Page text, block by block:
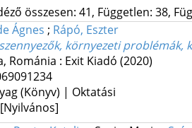
összesen: 41, Független: 38,
Ágnes ; Rápó, Eszter
környezeti problémák,
Románia : Exit Kiadó (2020)
(Könyv) | Oktatási
[Nyilvános]